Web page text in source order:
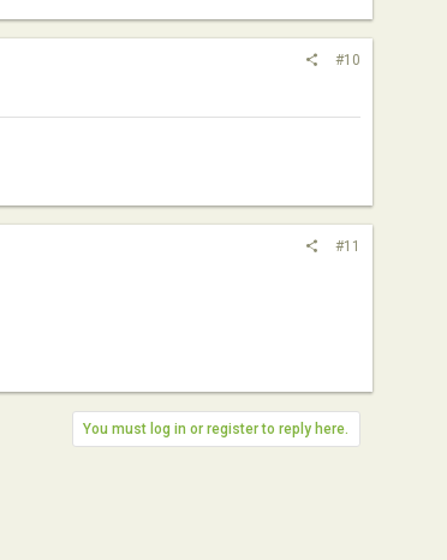
#10
#11
You must log in or register to reply here.